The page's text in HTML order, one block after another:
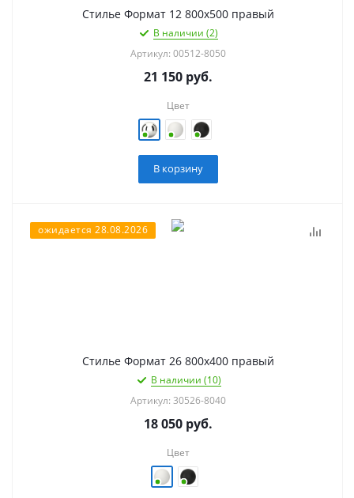
Стилье Формат 12 800х500 правый
В наличии (2)
Артикул: 00512-8050
21 150руб.
Цвет
В корзину
ожидается 28.08.2026
Стилье Формат 26 800х400 правый
В наличии (10)
Артикул: 30526-8040
18 050руб.
Цвет